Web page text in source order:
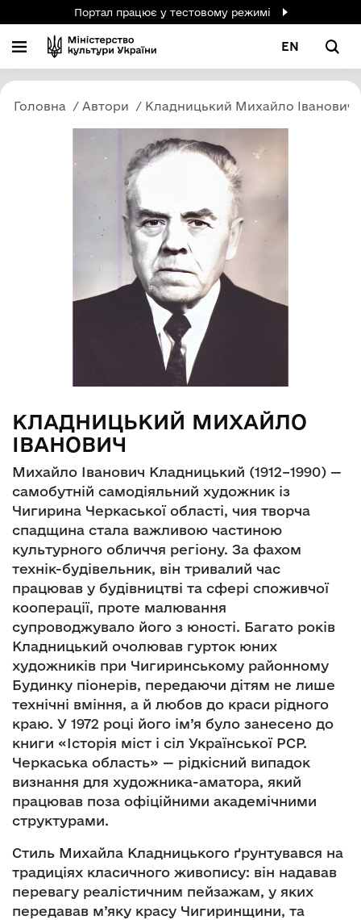
Портал працює у тестовому режимі
EN
Головна Автори Кладницький Михайло Іванович
КЛАДНИЦЬКИЙ МИХАЙЛО
ІВАНОВИЧ
Михайло Іванович Кладницький (1912–1990) —
самобутній самодіяльний художник із
Чигирина Черкаської області, чия творча
спадщина стала важливою частиною
культурного обличчя регіону. За фахом
технік-будівельник, він тривалий час
працював у будівництві та сфері споживчої
кооперації, проте малювання
супроводжувало його з юності. Багато років
Кладницький очолював гурток юних
художників при Чигиринському районному
Будинку піонерів, передаючи дітям не лише
технічні вміння, а й любов до краси рідного
краю. У 1972 році його ім’я було занесено до
книги «Історія міст і сіл Української РСР.
Черкаська область» — рідкісний випадок
визнання для художника-аматора, який
працював поза офіційними академічними
структурами.
Стиль Михайла Кладницького ґрунтувався на
традиціях класичного живопису: він надавав
перевагу реалістичним пейзажам, у яких
передавав м’яку красу Чигиринщини, та